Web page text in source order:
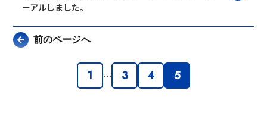
ーアルしました。
前のページへ
1 … 3 4 5